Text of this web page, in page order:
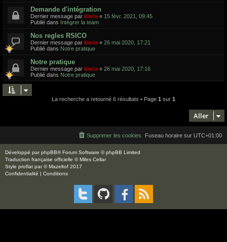
Demande d'intégration
Dernier message par kiwix « 15 févr. 2021, 09:45
Publié dans Intégrer la team
Nos regles RSICO
Dernier message par kiwix « 26 mai 2020, 17:21
Publié dans Notre pratique
Notre pratique
Dernier message par kiwix « 26 mai 2020, 17:16
Publié dans Notre pratique
La recherche a retourné 6 résultats • Page 1 sur 1
Aller
Fuseau horaire sur UTC+01:00
Supprimer les cookies
Développé parphpBB® Forum Software © phpBB Limited
Traduction française officielle ©Miles Cellar
Style proflat par ©Mazeltof 2017
Confidentialité | Conditions